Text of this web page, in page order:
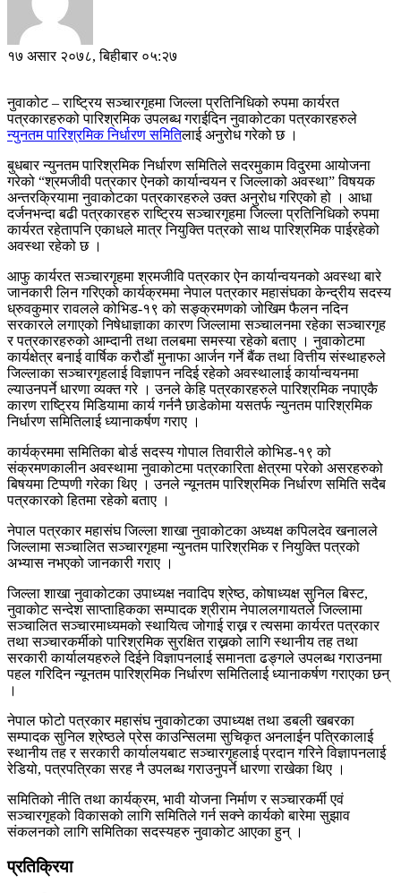
१७ असार २०७८, बिहीबार ०५:२७
नुवाकोट – राष्ट्रिय सञ्चारगृहमा जिल्ला प्रतिनिधिको रुपमा कार्यरत
पत्रकारहरुको पारिश्रमिक उपलब्ध गराईदिन नुवाकोटका पत्रकारहरुले
न्युनतम पारिश्रमिक निर्धारण समितिलाई अनुरोध गरेको छ ।
बुधबार न्युनतम पारिश्रमिक निर्धारण समितिले सदरमुकाम विदुरमा आयोजना
गरेको “श्रमजीवी पत्रकार ऐनको कार्यान्वयन र जिल्लाको अवस्था” विषयक
अन्तरक्रियामा नुवाकोटका पत्रकारहरुले उक्त अनुरोध गरिएको हो । आधा
दर्जनभन्दा बढी पत्रकारहरु राष्ट्रिय सञ्चारगृहमा जिल्ला प्रतिनिधिको रुपमा
कार्यरत रहेतापनि एकाधले मात्र नियुक्ति पत्रको साथ पारिश्रमिक पाईरहेको
अवस्था रहेको छ ।
आफु कार्यरत सञ्चारगृहमा श्रमजीवि पत्रकार ऐन कार्यान्वयनको अवस्था बारे
जानकारी लिन गरिएको कार्यक्रममा नेपाल पत्रकार महासंघका केन्द्रीय सदस्य
ध्रुवकुमार रावलले कोभिड-१९ को सङ्क्रमणको जोखिम फैलन नदिन
सरकारले लगाएको निषेधाज्ञाका कारण जिल्लामा सञ्चालनमा रहेका सञ्चारगृह
र पत्रकारहरुको आम्दानी तथा तलबमा समस्या रहेको बताए । नुवाकोटमा
कार्यक्षेत्र बनाई वार्षिक करौडौं मुनाफा आर्जन गर्ने बैंक तथा वित्तीय संस्थाहरुले
जिल्लाका सञ्चारगृहलाई विज्ञापन नदिई रहेको अवस्थालाई कार्यान्वयनमा
ल्याउनपर्ने धारणा व्यक्त गरे । उनले केहि पत्रकारहरुले पारिश्रमिक नपाएकै
कारण राष्ट्रिय मिडियामा कार्य गर्ननै छाडेकोमा यसतर्फ न्युनतम पारिश्रमिक
निर्धारण समितिलाई ध्यानाकर्षण गराए ।
कार्यक्रममा समितिका बोर्ड सदस्य गोपाल तिवारीले कोभिड-१९ को
संक्रमणकालीन अवस्थामा नुवाकोटमा पत्रकारिता क्षेत्रमा परेको असरहरुको
बिषयमा टिप्पणी गरेका थिए । उनले न्यूनतम पारिश्रमिक निर्धारण समिति सदैब
पत्रकारको हितमा रहेको बताए ।
नेपाल पत्रकार महासंघ जिल्ला शाखा नुवाकोटका अध्यक्ष कपिलदेव खनालले
जिल्लामा सञ्चालित सञ्चारगृहमा न्युनतम पारिश्रमिक र नियुक्ति पत्रको
अभ्यास नभएको जानकारी गराए ।
जिल्ला शाखा नुवाकोटका उपाध्यक्ष नवादिप श्रेष्ठ, कोषाध्यक्ष सुनिल बिस्ट,
नुवाकोट सन्देश साप्ताहिकका सम्पादक श्रीराम नेपाललगायतले जिल्लामा
सञ्चालित सञ्चारमाध्यमको स्थायित्व जोगाई राख्न र त्यसमा कार्यरत पत्रकार
तथा सञ्चारकर्मीको पारिश्रमिक सुरक्षित राख्नको लागि स्थानीय तह तथा
सरकारी कार्यालयहरुले दिईने विज्ञापनलाई समानता ढङ्गले उपलब्ध गराउनमा
पहल गरिदिन न्यूनतम पारिश्रमिक निर्धारण समितिलाई ध्यानाकर्षण गराएका छन्
।
नेपाल फोटो पत्रकार महासंघ नुवाकोटका उपाध्यक्ष तथा डबली खबरका
सम्पादक सुनिल श्रेष्ठले प्रेस काउन्सिलमा सुचिकृत अनलाईन पत्रिकालाई
स्थानीय तह र सरकारी कार्यालयबाट सञ्चारगृहलाई प्रदान गरिने विज्ञापनलाई
रेडियो, पत्रपत्रिका सरह नै उपलब्ध गराउनुपर्ने धारणा राखेका थिए ।
समितिको नीति तथा कार्यक्रम, भावी योजना निर्माण र सञ्चारकर्मी एवं
सञ्चारगृहको विकासको लागि समितिले गर्न सक्ने कार्यको बारेमा सुझाव
संकलनको लागि समितिका सदस्यहरु नुवाकोट आएका हुन् ।
प्रतिक्रिया